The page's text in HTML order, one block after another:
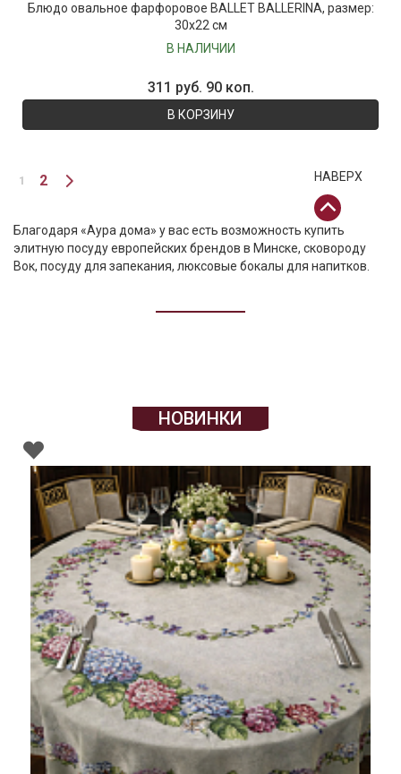
Блюдо овальное фарфоровое BALLET BALLERINA, размер:
30x22 см
В НАЛИЧИИ
311 руб. 90 коп.
В КОРЗИНУ
1 2 НАВЕРХ
Благодаря «Аура дома» у вас есть возможность купить
элитную посуду европейских брендов в Минске, сковороду
Вок, посуду для запекания, люксовые бокалы для напитков.
НОВИНКИ